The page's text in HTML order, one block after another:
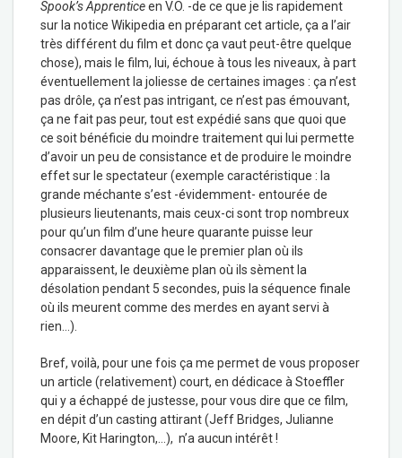
Spook’s Apprenticeen V.O. -de ce que je lis rapidement
sur la notice Wikipedia en préparant cet article, ça a l’air
très différent du film et donc ça vaut peut-être quelque
chose), mais le film, lui, échoue à tous les niveaux, à part
éventuellement la joliesse de certaines images : ça n’est
pas drôle, ça n’est pas intrigant, ce n’est pas émouvant,
ça ne fait pas peur, tout est expédié sans que quoi que
ce soit bénéficie du moindre traitement qui lui permette
d’avoir un peu de consistance et de produire le moindre
effet sur le spectateur (exemple caractéristique : la
grande méchante s’est -évidemment- entourée de
plusieurs lieutenants, mais ceux-ci sont trop nombreux
pour qu’un film d’une heure quarante puisse leur
consacrer davantage que le premier plan où ils
apparaissent, le deuxième plan où ils sèment la
désolation pendant 5 secondes, puis la séquence finale
où ils meurent comme des merdes en ayant servi à
rien…).
Bref, voilà, pour une fois ça me permet de vous proposer
un article (relativement) court, en dédicace à Stoeffler
qui y a échappé de justesse, pour vous dire que ce film,
en dépit d’un casting attirant (Jeff Bridges, Julianne
Moore, Kit Harington,…), n’a aucun intérêt !